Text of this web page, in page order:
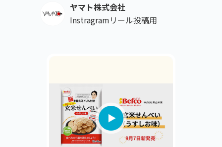
ヤマト株式会社
Instragramリール投稿用